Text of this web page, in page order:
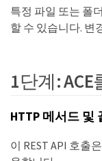
특정 파일 또는 폴
할 수 있습니다. 변
1단계:
HTTP 메서드 및
이 REST API 호출